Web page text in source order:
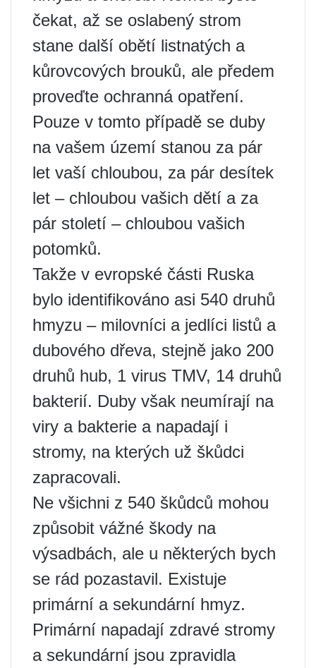
čekat, až se oslabený strom
stane další obětí listnatých a
kůrovcových brouků, ale předem
proveďte ochranná opatření.
Pouze v tomto případě se duby
na vašem území stanou za pár
let vaší chloubou, za pár desítek
let – chloubou vašich dětí a za
pár století – chloubou vašich
potomků.
Takže v evropské části Ruska
bylo identifikováno asi 540 druhů
hmyzu – milovníci a jedlíci listů a
dubového dřeva, stejně jako 200
druhů hub, 1 virus TMV, 14 druhů
bakterií. Duby však neumírají na
viry a bakterie a napadají i
stromy, na kterých už škůdci
zapracovali.
Ne všichni z 540 škůdců mohou
způsobit vážné škody na
výsadbách, ale u některých bych
se rád pozastavil. Existuje
primární a sekundární hmyz.
Primární napadají zdravé stromy
a sekundární jsou zpravidla